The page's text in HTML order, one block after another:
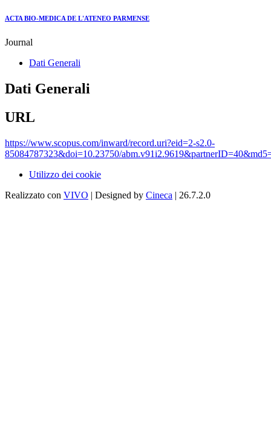
ACTA BIO-MEDICA DE L'ATENEO PARMENSE
Journal
Dati Generali
Dati Generali
URL
https://www.scopus.com/inward/record.uri?eid=2-s2.0-
85084787323&doi=10.23750/
Utilizzo dei cookie
Realizzato con VIVO | Designed by Cineca | 26.7.2.0